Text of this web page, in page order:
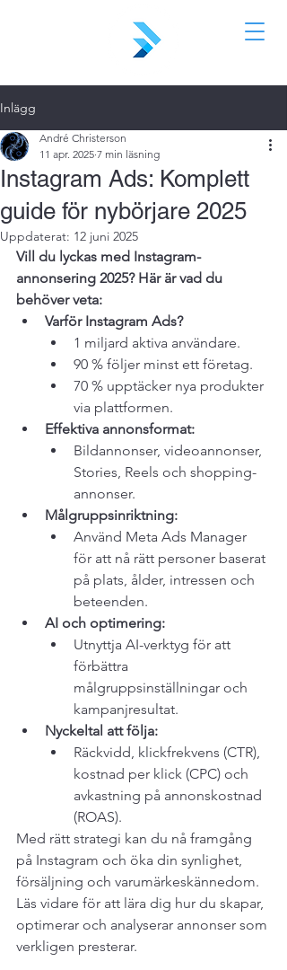
Inlägg
Instagram Ads: Komplett
guide för nybörjare 2025
André Christerson
11 apr. 2025 7 min läsning
Uppdaterat: 12 juni 2025
Vill du lyckas med Instagram-
annonsering 2025? Här är vad du
behöver veta:
Varför Instagram Ads?
1 miljard aktiva användare.
90 % följer minst ett företag.
70 % upptäcker nya produkter
via plattformen.
Effektiva annonsformat:
Bildannonser, videoannonser,
Stories, Reels och shopping-
annonser.
Målgruppsinriktning:
Använd Meta Ads Manager
för att nå rätt personer baserat
på plats, ålder, intressen och
beteenden.
AI och optimering:
Utnyttja AI-verktyg för att
förbättra
målgruppsinställningar och
kampanjresultat.
Nyckeltal att följa:
Räckvidd, klickfrekvens (CTR),
kostnad per klick (CPC) och
avkastning på annonskostnad
(ROAS).
Med rätt strategi kan du nå framgång
på Instagram och öka din synlighet,
försäljning och varumärkeskännedom.
Läs vidare för att lära dig hur du skapar,
optimerar och analyserar annonser som
verkligen presterar.